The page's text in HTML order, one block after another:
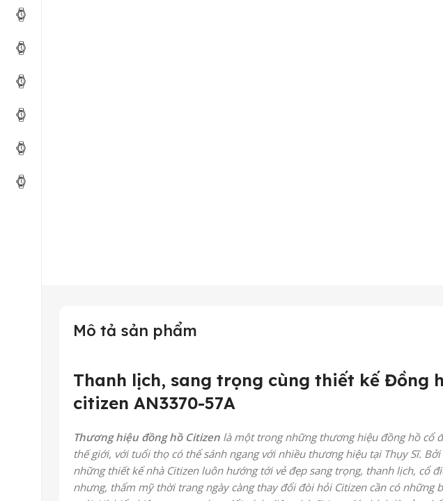
Mô tả sản phẩm
Thanh lịch, sang trọng cùng thiết kế Đồng
citizen AN3370-57A
Thương hiệu đồng hồ Citizen là một trong những thương hiệu đồng hồ cổ
thế giới, với tuổi thọ có thể sánh ngang với nhiều thương hiệu tại Thụy Sĩ. Bởi
những thiết kế nhà Citizen luôn hướng tới vẻ đẹp sang trọng, thanh lịch, cổ
nhưng, thẩm mỹ thời trang ngày càng thay đổi đòi hỏi Citizen cần có những